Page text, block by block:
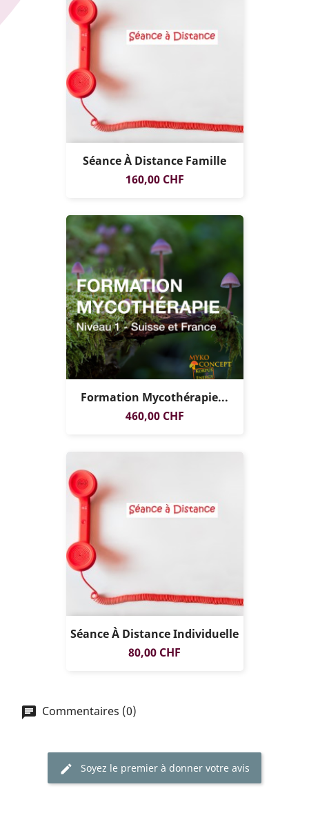
Séance À Distance Famille
Prix
160,00 CHF
EXCLUSIVITÉ
WEB !
Formation Mycothérapie...
Prix
460,00 CHF
Séance À Distance Individuelle
Prix
80,00 CHF
Commentaires (0)
Soyez le premier à donner votre avis